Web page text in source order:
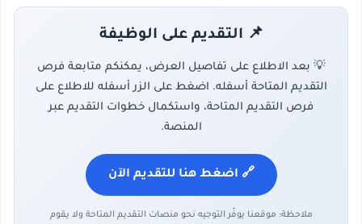
📌 التقديم على الوظيفة
💡 بعد الاطلاع على تفاصيل العرض، يمكنكم متابعة فرص
التقديم المتاحة أسفله. اضغط على الزر أسفله للاطلاع على
فرص التقديم المتاحة، واستكمال خطوات التقديم عبر
المنصة.
🔗 اضغط هنا للتقديم الآن
ملاحظة: موقعنا يوفّر التوجيه نحو منصات التقديم المتاحة ولا يقوم